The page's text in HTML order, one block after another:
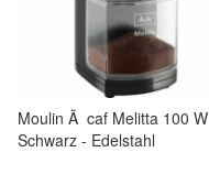
Moulin Ã caf Melitta 100 W
Schwarz - Edelstahl